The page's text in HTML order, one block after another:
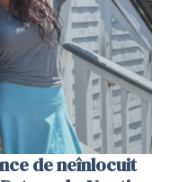
de neînlocuit